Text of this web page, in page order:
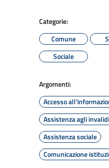
Categorie:
Comune
Sociale
Argomenti:
Accesso
Assistenza agli invalidi
Assistenza sociale
Comunicazione